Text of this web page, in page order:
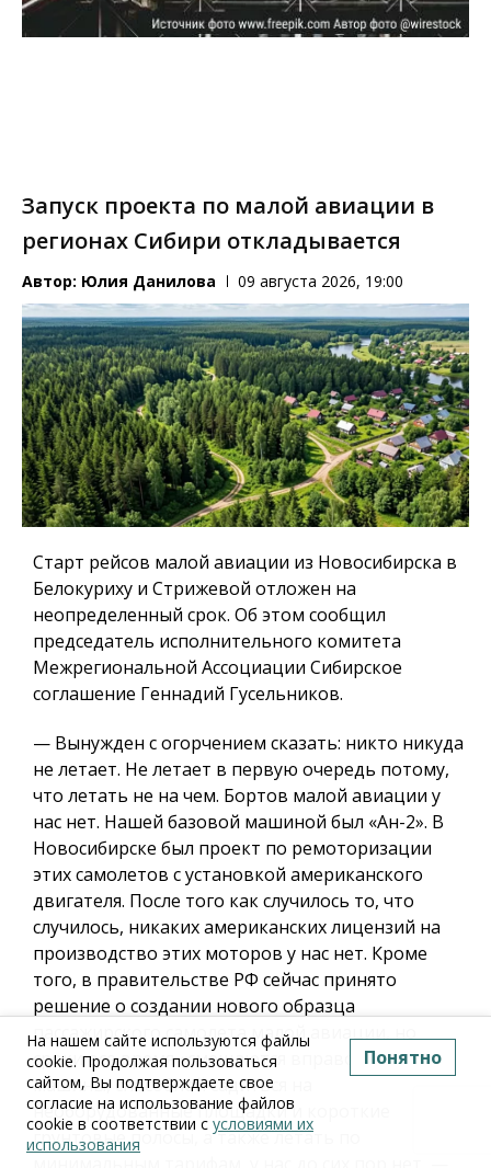
Запуск проекта по малой авиации в
регионах Сибири откладывается
Автор: Юлия Данилова 09 августа 2026, 19:00
Старт рейсов малой авиации из Новосибирска в
Белокуриху и Стрижевой отложен на
неопределенный срок. Об этом сообщил
председатель исполнительного комитета
Межрегиональной Ассоциации Сибирское
соглашение Геннадий Гусельников.
— Вынужден с огорчением сказать: никто никуда
не летает. Не летает в первую очередь потому,
что летать не на чем. Бортов малой авиации у
нас нет. Нашей базовой машиной был «Ан-2». В
Новосибирске был проект по ремоторизации
этих самолетов с установкой американского
двигателя. После того как случилось то, что
случилось, никаких американских лицензий на
производство этих моторов у нас нет. Кроме
того, в правительстве РФ сейчас принято
решение о создании нового образца
пассажирского самолета малой авиации, но
сроки все время «смещаются вправо». В итоге
машины, способной садиться на
необорудованные площадки и короткие
грунтовые полосы, а также летать по
На нашем сайте используются файлы
cookie. Продолжая пользоваться
сайтом, Вы подтверждаете свое
согласие на использование файлов
cookie в соответствии с условиями их
использования
Понятно